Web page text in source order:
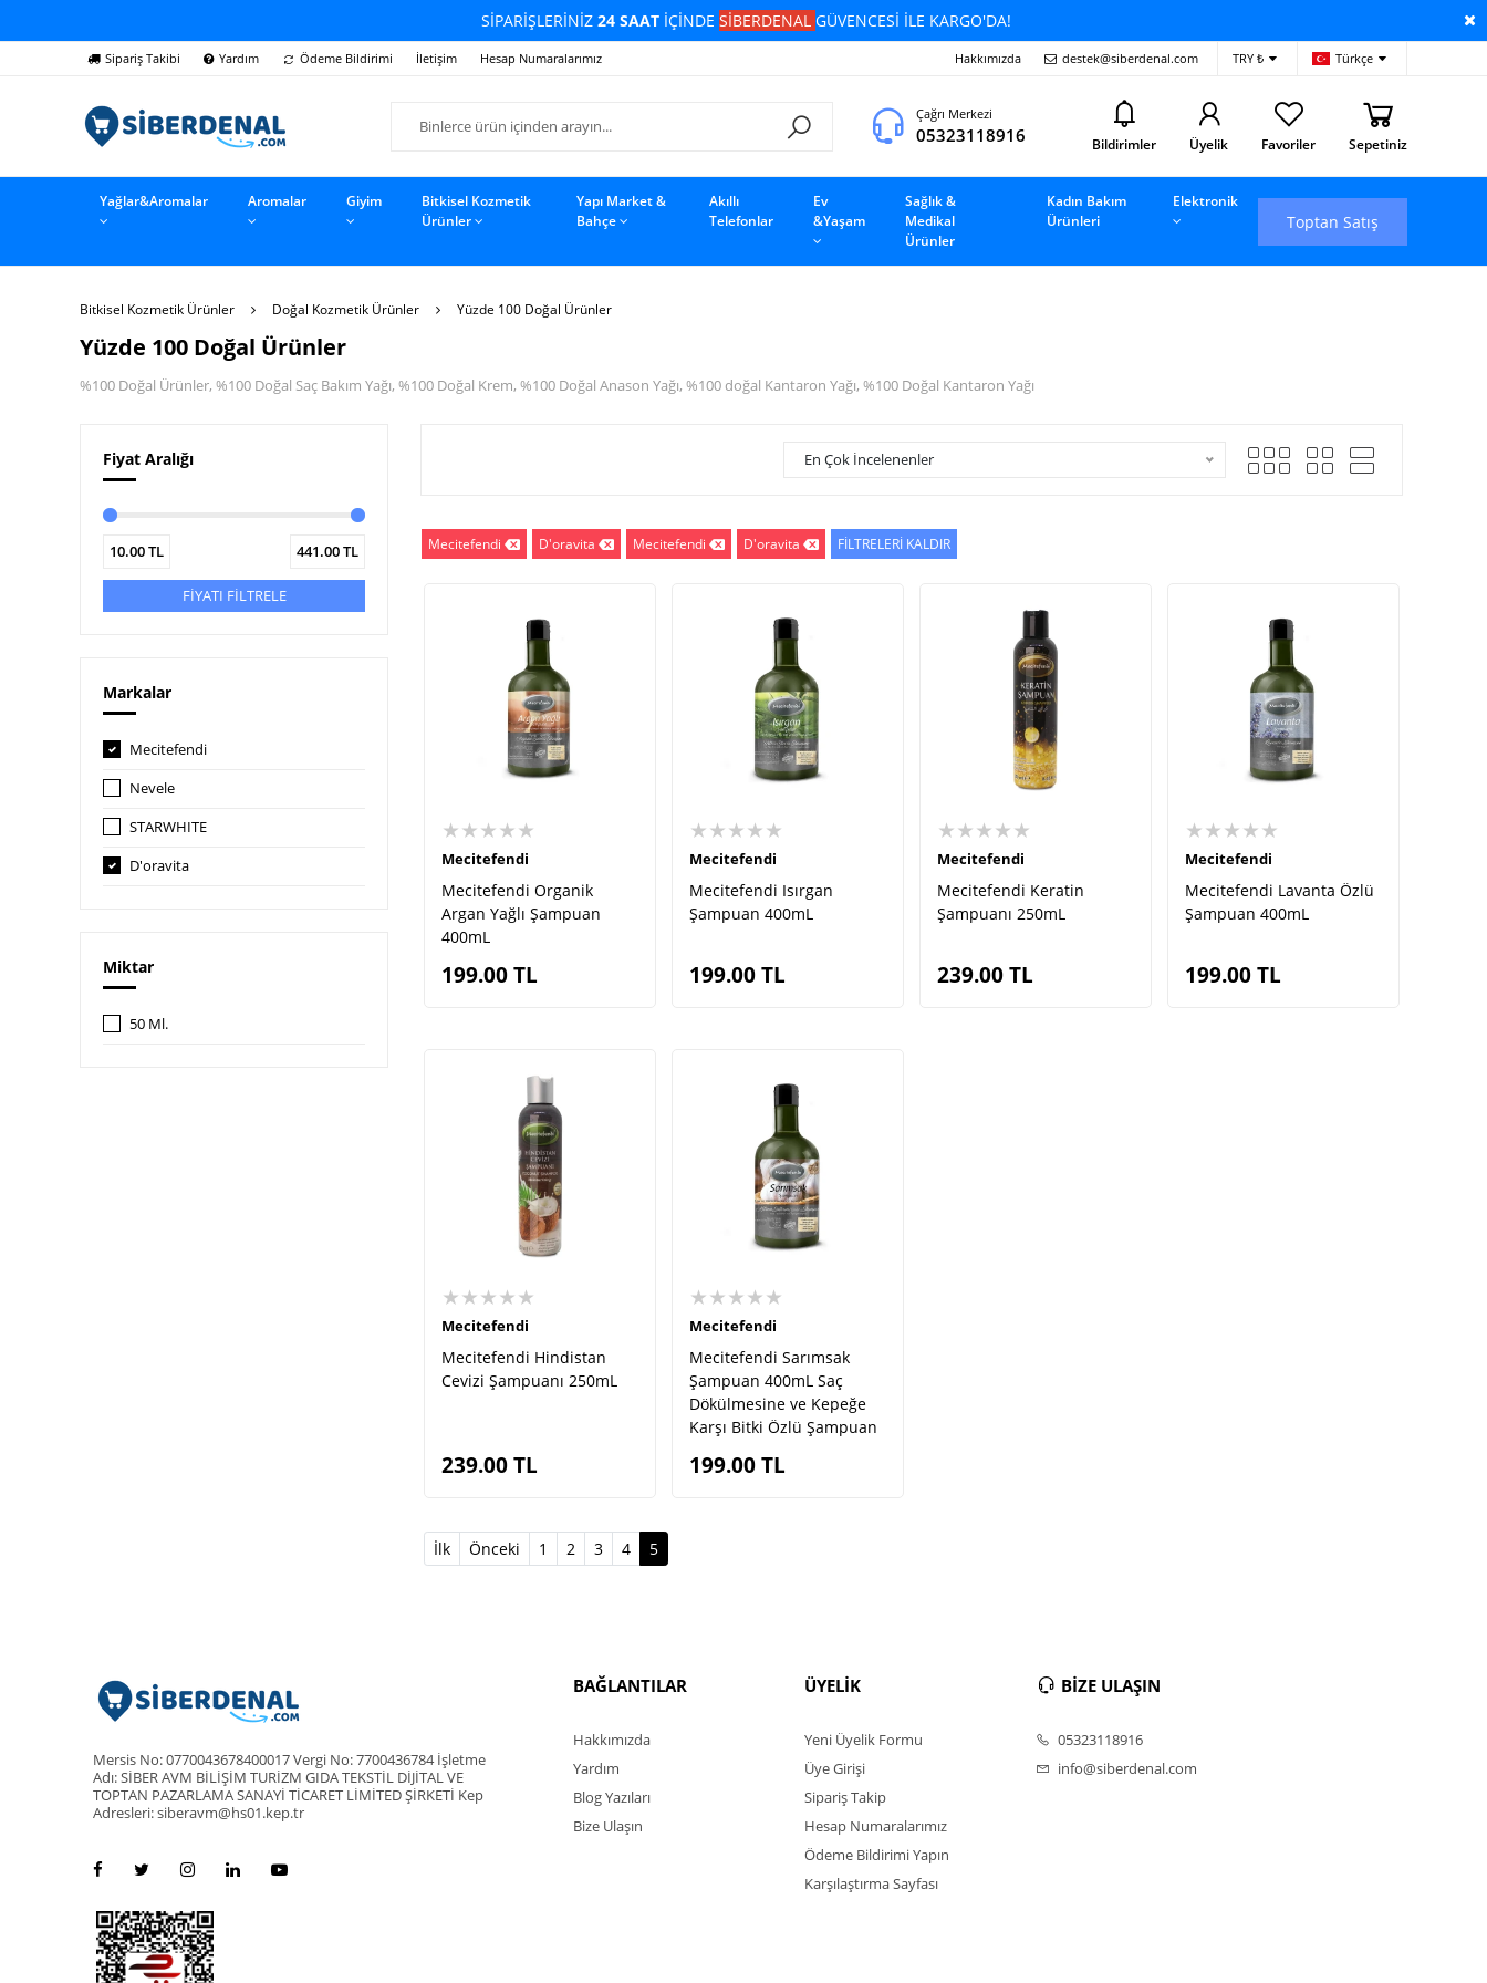
SİPARİŞLERİNİZ 24 SAATİÇİNDE SİBERDENAL GÜVENCESİ İLE KARGO'DA!
Sipariş Takibi Yardım Ödeme Bildirimi İletişim Hesap Numaralarımız Hakkımızda destek@siberdenal.com TRY ₺ Türkçe
Çağrı Merkezi
05323118916 Bildirimler Üyelik Favoriler Sepetiniz
Yağlar&Aromalar Aromalar Giyim
Bitkisel Kozmetik
Ürünler
Yapı Market &
Bahçe
Akıllı
Telefonlar
Ev
&Yaşam
Sağlık &
Medikal
Ürünler
Kadın Bakım
Ürünleri
Elektronik
Toptan Satış
Bitkisel Kozmetik Ürünler Doğal Kozmetik Ürünler Yüzde 100 Doğal Ürünler
Yüzde 100 Doğal Ürünler
%100 Doğal Ürünler, %100 Doğal Saç Bakım Yağı, %100 Doğal Krem, %100 Doğal Anason Yağı, %100 doğal Kantaron Yağı, %100 Doğal Kantaron Yağı
Fiyat Aralığı
10.00TL 441.00TL
FİYATI FİLTRELE
Markalar
Mecitefendi
Nevele
STARWHITE
D'oravita
Miktar
50 Ml.
En Çok İncelenenler
Mecitefendi D'oravita Mecitefendi D'oravita FİLTRELERİ KALDIR
★★★★★
Mecitefendi
Mecitefendi Organik
Argan Yağlı Şampuan
400mL
199.00TL
★★★★★
Mecitefendi
Mecitefendi Isırgan
Şampuan 400mL
199.00TL
★★★★★
Mecitefendi
Mecitefendi Keratin
Şampuanı 250mL
239.00TL
★★★★★
Mecitefendi
Mecitefendi Lavanta Özlü
Şampuan 400mL
199.00TL
★★★★★
Mecitefendi
Mecitefendi Hindistan
Cevizi Şampuanı 250mL
239.00TL
★★★★★
Mecitefendi
Mecitefendi Sarımsak
Şampuan 400mL Saç
Dökülmesine ve Kepeğe
Karşı Bitki Özlü Şampuan
199.00TL
İlk Önceki 1 2 3 4 5(current)
Mersis No: 0770043678400017 Vergi No: 7700436784 İşletme
Adı: SİBER AVM BİLİŞİM TURİZM GIDA TEKSTİL DİJİTAL VE
TOPTAN PAZARLAMA SANAYİ TİCARET LİMİTED ŞİRKETİ Kep
Adresleri: siberavm@hs01.kep.tr
BAĞLANTILAR
Hakkımızda
Yardım
Blog Yazıları
Bize Ulaşın
ÜYELİK
Yeni Üyelik Formu
Üye Girişi
Sipariş Takip
Hesap Numaralarımız
Ödeme Bildirimi Yapın
Karşılaştırma Sayfası
BİZE ULAŞIN
05323118916
info@siberdenal.com